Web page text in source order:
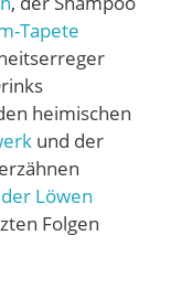
Tapete
heimischen
und der
Löwen
Folgen